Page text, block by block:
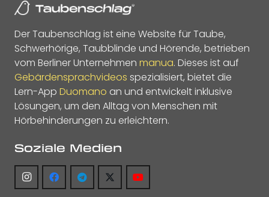
Der Taubenschlag ist eine Website für Taube,
Schwerhörige, Taubblinde und Hörende, betrieben
vom Berliner Unternehmen manua. Dieses ist auf
Gebärdensprachvideos spezialisiert, bietet die
Lern-App Duomano an und entwickelt inklusive
Lösungen, um den Alltag von Menschen mit
Hörbehinderungen zu erleichtern.
Soziale Medien